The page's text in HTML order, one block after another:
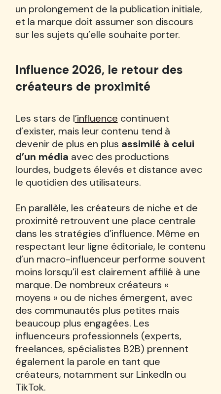
un prolongement de la publication initiale,
et la marque doit assumer son discours
sur les sujets qu’elle souhaite porter.
Influence 2026, le retour des
créateurs de proximité
Les stars de l’influence continuent
d’exister, mais leur contenu tend à
devenir de plus en plus assimilé à celui
d’un média avec des productions
lourdes, budgets élevés et distance avec
le quotidien des utilisateurs.
En parallèle, les créateurs de niche et de
proximité retrouvent une place centrale
dans les stratégies d’influence. Même en
respectant leur ligne éditoriale, le contenu
d’un macro-influenceur performe souvent
moins lorsqu’il est clairement affilié à une
marque. De nombreux créateurs «
moyens » ou de niches émergent, avec
des communautés plus petites mais
beaucoup plus engagées. Les
influenceurs professionnels (experts,
freelances, spécialistes B2B) prennent
également la parole en tant que
créateurs, notamment sur LinkedIn ou
TikTok.